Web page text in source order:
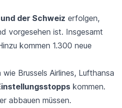
der Schweiz erfolgen,
vorgesehen ist. Insgesamt
kommen 1.300 neue
wie Brussels Airlines, Lufthansa
kommen.
abbauen müssen.